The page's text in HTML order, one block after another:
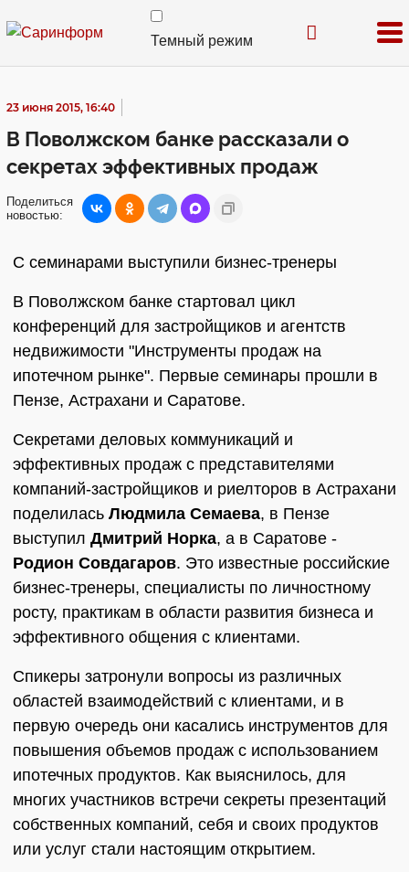
Темный режим
23 июня 2015, 16:40
В Поволжском банке рассказали о
секретах эффективных продаж
Поделиться
новостью:
С семинарами выступили бизнес-тренеры
В Поволжском банке стартовал цикл
конференций для застройщиков и агентств
недвижимости "Инструменты продаж на
ипотечном рынке". Первые семинары прошли в
Пензе, Астрахани и Саратове.
Секретами деловых коммуникаций и
эффективных продаж с представителями
компаний-застройщиков и риелторов в Астрахани
поделилась Людмила Семаева, в Пензе
выступил Дмитрий Норка, а в Саратове -
Родион Совдагаров. Это известные российские
бизнес-тренеры, специалисты по личностному
росту, практикам в области развития бизнеса и
эффективного общения с клиентами.
Спикеры затронули вопросы из различных
областей взаимодействий с клиентами, и в
первую очередь они касались инструментов для
повышения объемов продаж с использованием
ипотечных продуктов. Как выяснилось, для
многих участников встречи секреты презентаций
собственных компаний, себя и своих продуктов
или услуг стали настоящим открытием.